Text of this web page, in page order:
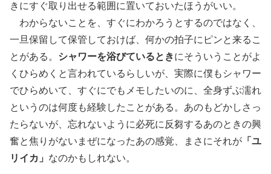
きにすぐ取り出せる範囲に置いておいたほうがいい。
わからないことを、すぐにわかろうとするのではなく、
一旦保留して保管しておけば、何かの拍子にピンと来るこ
とがある。 シャワーを浴びているときにそういうことがよ
くひらめくと言われているらしいが、実際に僕もシャワー
でひらめいて、すぐにでもメモしたいのに、全身ずぶ濡れ
というのは何度も経験したことがある。あのもどかしさっ
たらないが、忘れないように必死に反芻するあのときの興
奮と焦りがないまぜになったあの感覚、まさにそれが 「ユ
リイカ」 なのかもしれない。